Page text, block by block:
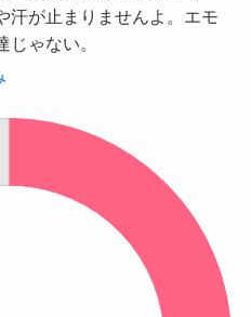
が止まりませんよ。 エモ
じゃない。